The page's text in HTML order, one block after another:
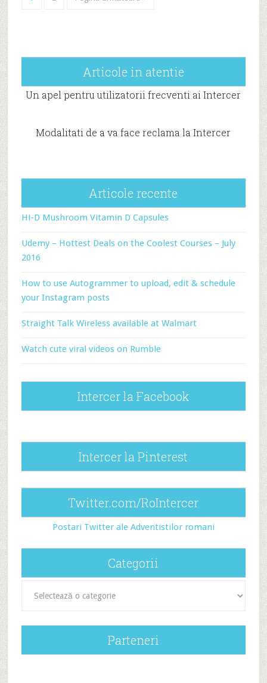
Articole in atentie
Un apel pentru utilizatorii frecventi ai Intercer
Modalitati de a va face reclama la Intercer
Articole recente
Hi-D Mushroom Vitamin D Capsules
Udemy – Hottest Deals on the Coolest Courses – July
2016
How to use Autogrammer to upload, edit & schedule
your Instagram posts
Straight Talk Wireless available at Walmart
Watch cute viral videos on Rumble
Intercer la Facebook
Intercer la Pinterest
Twitter.com/RoIntercer
Postari Twitter ale Adventistilor romani
Categorii
Parteneri